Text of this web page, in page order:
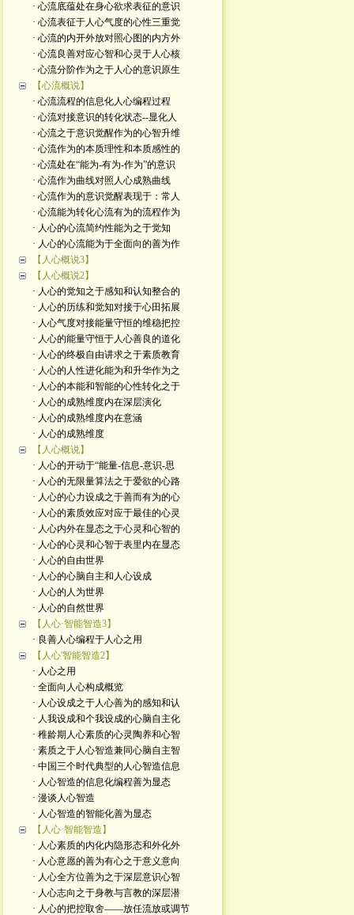
· 心流底蕴处在身心欲求表征的意识
· 心流表征于人心气度的心性三重觉
· 心流的内开外放对照心图的内方外
· 心流良善对应心智和心灵于人心核
· 心流分阶作为之于人心的意识原生
【心流概说】
· 心流流程的信息化人心编程过程
· 心流对接意识的转化状态--显化人
· 心流之于意识觉醒作为的心智升维
· 心流作为的本质理性和本质感性的
· 心流处在“能为-有为-作为”的意识
· 心流作为曲线对照人心成熟曲线
· 心流作为的意识觉醒表现于：常人
· 心流能为转化心流有为的流程作为
· 人心的心流简约性能为之于觉知
· 人心的心流能为于全面向的善为作
【人心概说3】
【人心概说2】
· 人心的觉知之于感知和认知整合的
· 人心的历练和觉知对接于心田拓展
· 人心气度对接能量守恒的维稳把控
· 人心的能量守恒于人心善良的道化
· 人心的终极自由讲求之于素质教育
· 人心的人性进化能为和升华作为之
· 人心的本能和智能的心性转化之于
· 人心的成熟维度内在深层演化
· 人心的成熟维度内在意涵
· 人心的成熟维度
【人心概说】
· 人心的开动于“能量-信息-意识-思
· 人心的无限量算法之于爱欲的心路
· 人心的心力设成之于善而有为的心
· 人心的素质效应对应于最佳的心灵
· 人心内外在显态之于心灵和心智的
· 人心的心灵和心智于表里内在显态
· 人心的自由世界
· 人心的心脑自主和人心设成
· 人心的人为世界
· 人心的自然世界
【人心·智能智造3】
· 良善人心编程于人心之用
【人心'智能智造2】
· 人心之用
· 全面向人心构成概览
· 人心设成之于人心善为的感知和认
· 人我设成和个我设成的心脑自主化
· 稚龄期人心素质的心灵陶养和心智
· 素质之于人心智造兼同心脑自主智
· 中国三个时代典型的人心智造信息
· 人心智造的信息化编程善为显态
· 漫谈人心智造
· 人心智造的智能化善为显态
【人心·智能智造】
· 人心素质的内化内隐形态和外化外
· 人心意愿的善为有心之于意义意向
· 人心全方位善为之于深层意识心智
· 人心志向之于身教与言教的深层潜
· 人心的把控取舍——放任流放或调节